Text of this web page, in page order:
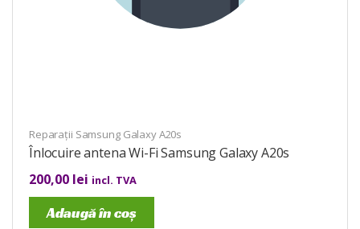
Reparații Samsung Galaxy A20s
Înlocuire antena Wi-Fi Samsung Galaxy A20s
200,00 lei incl. TVA
Adaugă în coș